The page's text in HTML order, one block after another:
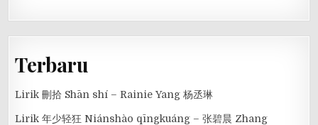
Terbaru
Lirik 刪拾 Shān shí – Rainie Yang 杨丞琳
Lirik 年少轻狂 Niánshào qīngkuáng – 张碧晨 Zhang